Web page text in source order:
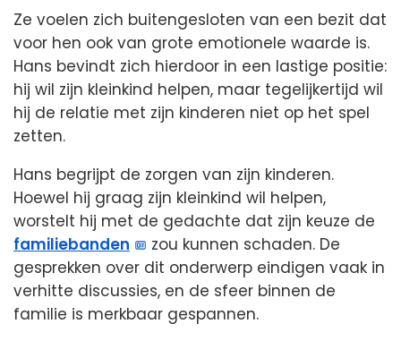
Ze voelen zich buitengesloten van een bezit dat
voor hen ook van grote emotionele waarde is.
Hans bevindt zich hierdoor in een lastige positie:
hij wil zijn kleinkind helpen, maar tegelijkertijd wil
hij de relatie met zijn kinderen niet op het spel
zetten.
Hans begrijpt de zorgen van zijn kinderen.
Hoewel hij graag zijn kleinkind wil helpen,
worstelt hij met de gedachte dat zijn keuze de
familiebanden
zou kunnen schaden. De
gesprekken over dit onderwerp eindigen vaak in
verhitte discussies, en de sfeer binnen de
familie is merkbaar gespannen.